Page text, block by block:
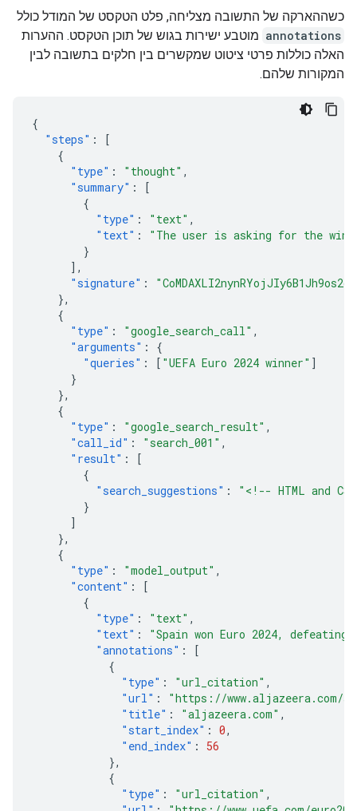
כשההארקה של התשובה מצליחה, פלט הטקסט של המודל כולל
annotations מוטבע ישירות בגוש של תוכן הטקסט. ההערות
האלה כוללות פרטי ציטוט שמקשרים בין חלקים בתשובה לבין
המקורות שלהם.
{
"steps" :
[
{
"type" : "thought" ,
"summary" :
[
{
"type" : "text" ,
"text" :
"The user is asking for the
}
],
"signature" :
},
{
"type" : "google_search_call" ,
"arguments" :
{
"queries" : [ "UEFA Euro 2024 winner" ]
}
},
{
"type" : "google_search_result" ,
"call_id" : "search_001" ,
"result" :
[
{
"search_suggestions" :
"<!-- HTML and
}
]
},
{
"type" : "model_output" ,
"content" :
[
{
"type" : "text" ,
"text" :
"Spain won Euro 2024,
"annotations" :
[
{
"type" : "url_citation" ,
"url" :
"https://www.aljazeera.com/
"title" : "aljazeera.com" ,
"start_index" : 0,
"end_index" :
56
},
{
"type" : "url_citation" ,